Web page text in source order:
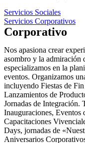
Servicios Sociales
Servicios Corporativos
Corporativo
Nos apasiona crear
asombro y la admiración
especializamos en la
eventos. Organizamos
incluyendo Fiestas de
Lanzamientos de
Jornadas de Integración.
Inauguraciones,
Capacitaciones
Days, jornadas de
Aniversarios